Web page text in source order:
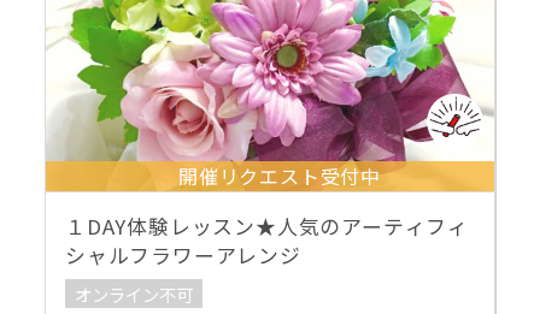
開催リクエスト受付中
１DAY体験レッスン★人気のアーティフィ
シャルフラワーアレンジ
オンライン不可